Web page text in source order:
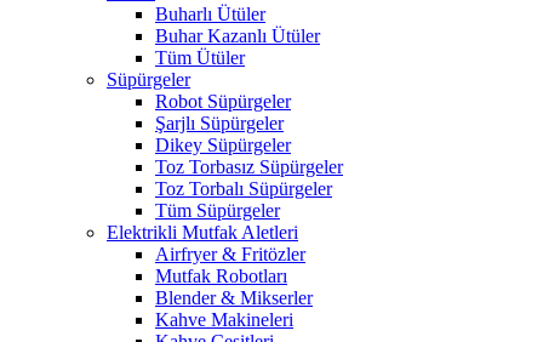
Buharlı Ütüler
Buhar Kazanlı Ütüler
Tüm Ütüler
Süpürgeler
Robot Süpürgeler
Şarjlı Süpürgeler
Dikey Süpürgeler
Toz Torbasız Süpürgeler
Toz Torbalı Süpürgeler
Tüm Süpürgeler
Elektrikli Mutfak Aletleri
Airfryer & Fritözler
Mutfak Robotları
Blender & Mikserler
Kahve Makineleri